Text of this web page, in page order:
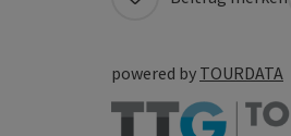
powered by TOURDATA